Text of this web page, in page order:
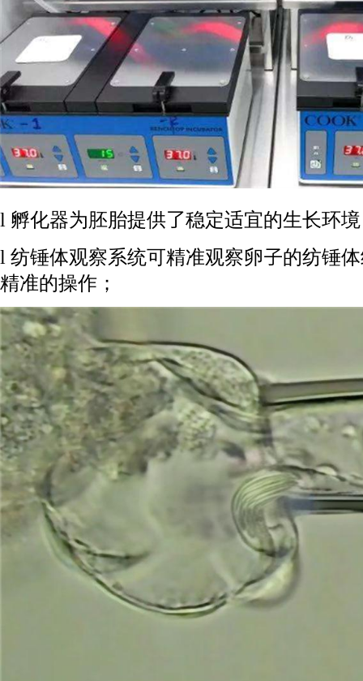
l 孵化器为胚胎提供了稳定适宜的生长环
l 纺锤体观察系统可精准观察卵子的纺锤
精准的操作；